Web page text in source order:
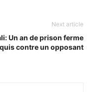
Next article
Un an de prison ferme
contre un opposant